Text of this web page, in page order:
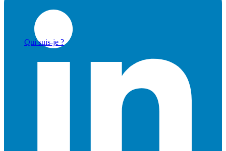
Automatisation, IA & Outils
Anecdotes & Perles du Web
Cybersécurité
Qui suis-je ?